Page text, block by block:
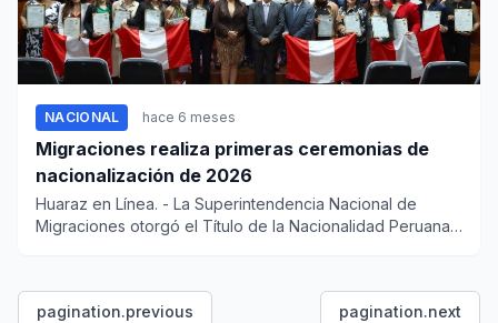
NACIONAL hace 6 meses
Migraciones realiza primeras ceremonias de
nacionalización de 2026
Huaraz en Línea. - La Superintendencia Nacional de
Migraciones otorgó el Título de la Nacionalidad Peruana
pagination.previous pagination.next